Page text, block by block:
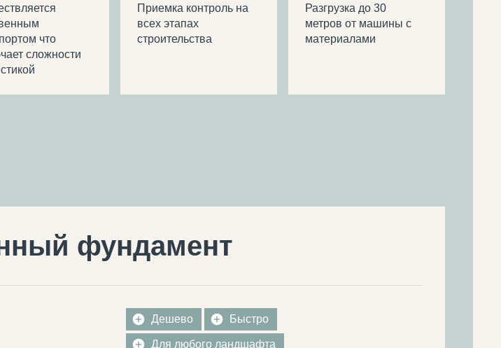
что
сложности
Приемка контроль на
всех этапах
строительства
Разгрузка до 30
метров от машины с
материалами
фундамент
Дешево Быстро
Для любого ландшафта